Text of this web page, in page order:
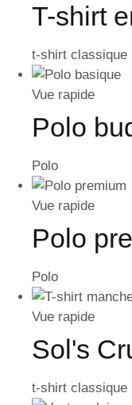
T-shirt
t-shirt classique
Vue rapide
Polo
Polo
Vue rapide
Polo
Polo
Vue rapide
Sol's
t-shirt classique